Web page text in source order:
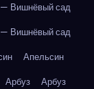
Вишнёвый сад
Вишнёвый сад
Апельсин
Арбуз
Арбуз